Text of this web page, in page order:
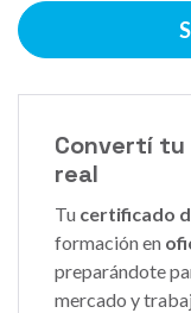
Convertí tu
real
Tu certificado
formación en
preparándote
mercado y